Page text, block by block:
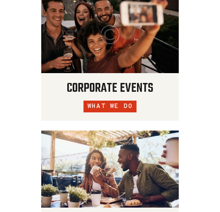
CORPORATE EVENTS
WHAT WE DO